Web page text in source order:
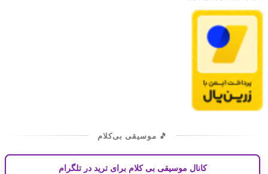
🎵 موسیقی بی‌کلام
کانال موسیقی بی کلام برای ترید در تلگرام